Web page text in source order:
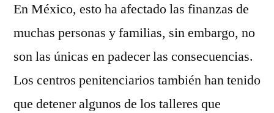
En México, esto ha afectado las finanzas de
muchas personas y familias, sin embargo, no
son las únicas en padecer las consecuencias.
Los centros penitenciarios también han tenido
que detener algunos de los talleres que